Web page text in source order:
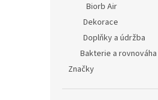
Biorb Air
Dekorace
Doplňky a údržba
Bakterie a rovnováha
Značky